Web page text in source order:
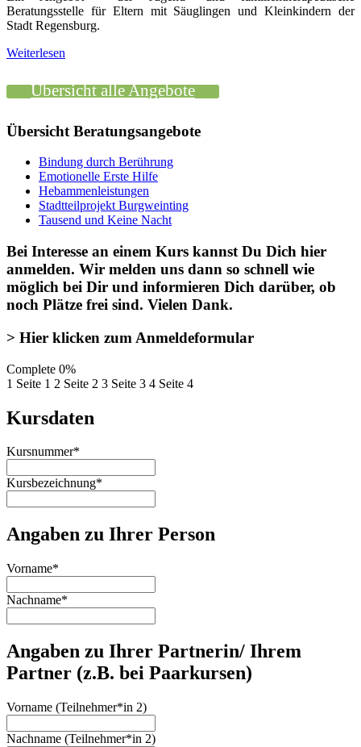
Beratungsstelle für Eltern mit Säuglingen und Kleinkindern der
Stadt Regensburg.
Weiterlesen
Übersicht alle Angebote
Übersicht Beratungsangebote
Bindung durch Berührung
Emotionelle Erste Hilfe
Hebammenleistungen
Stadtteilprojekt Burgweinting
Tausend und Keine Nacht
Bei Interesse an einem Kurs kannst Du Dich hier
anmelden. Wir melden uns dann so schnell wie
möglich bei Dir und informieren Dich darüber, ob
noch Plätze frei sind. Vielen Dank.
> Hier klicken zum Anmeldeformular
Complete 0%
1 Seite 1 2 Seite 2 3 Seite 3 4 Seite 4
Kursdaten
Kursnummer*
Kursbezeichnung*
Angaben zu Ihrer Person
Vorname*
Nachname*
Angaben zu Ihrer Partnerin/ Ihrem
Partner (z.B. bei Paarkursen)
Vorname (Teilnehmer*in 2)
Nachname (Teilnehmer*in 2)